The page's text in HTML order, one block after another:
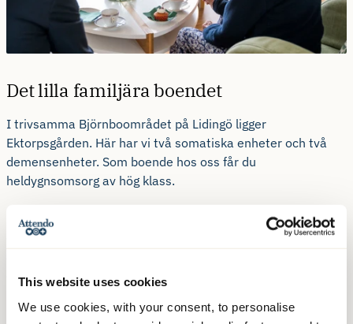
This website uses cookies
We use cookies, with your consent, to personalise
Det lilla familjära boendet
I trivsamma Björnboområdet på Lidingö ligger
Ektorpsgården. Här har vi två somatiska enheter och två
demensenheter. Som boende hos oss får du
heldygnsomsorg av hög klass.
Ektorpsgården består av 35 lägenheter fördelade på fyra
enheter. Du bor i egen lägenhet med badrum. Lägenheterna
eller egen terrass. Samtliga allmänna utrymmen och